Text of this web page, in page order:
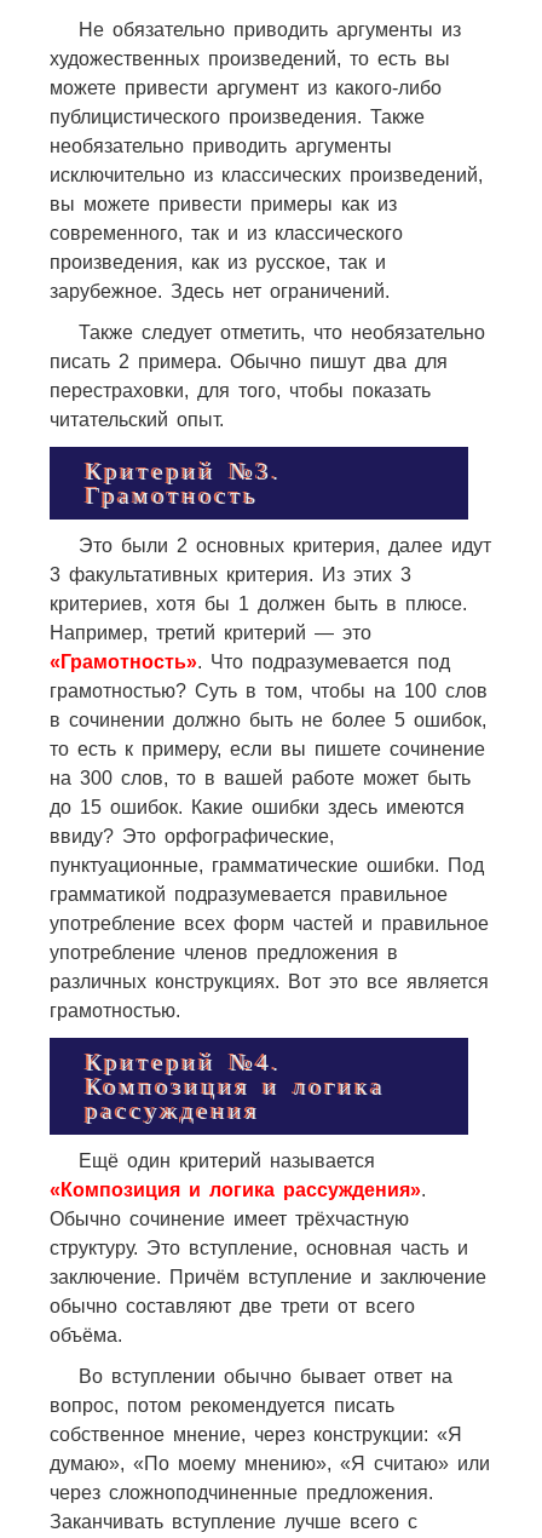
Не обязательно приводить аргументы из
художественных произведений, то есть вы
можете привести аргумент из какого-либо
публицистического произведения. Также
необязательно приводить аргументы
исключительно из классических произведений,
вы можете привести примеры как из
современного, так и из классического
произведения, как из русское, так и
зарубежное. Здесь нет ограничений.
Также следует отметить, что необязательно
писать 2 примера. Обычно пишут два для
перестраховки, для того, чтобы показать
читательский опыт.
Критерий №3.
Грамотность
Это были 2 основных критерия, далее идут
3 факультативных критерия. Из этих 3
критериев, хотя бы 1 должен быть в плюсе.
Например, третий критерий — это
«Грамотность». Что подразумевается под
грамотностью? Суть в том, чтобы на 100 слов
в сочинении должно быть не более 5 ошибок,
то есть к примеру, если вы пишете сочинение
на 300 слов, то в вашей работе может быть
до 15 ошибок. Какие ошибки здесь имеются
ввиду? Это орфографические,
пунктуационные, грамматические ошибки. Под
грамматикой подразумевается правильное
употребление всех форм частей и правильное
употребление членов предложения в
различных конструкциях. Вот это все является
грамотностью.
Критерий №4.
Композиция и логика
рассуждения
Ещё один критерий называется
«Композиция и логика рассуждения».
Обычно сочинение имеет трёхчастную
структуру. Это вступление, основная часть и
заключение. Причём вступление и заключение
обычно составляют две трети от всего
объёма.
Во вступлении обычно бывает ответ на
вопрос, потом рекомендуется писать
собственное мнение, через конструкции: «Я
думаю», «По моему мнению», «Я считаю» или
через сложноподчиненные предложения.
Заканчивать вступление лучше всего с